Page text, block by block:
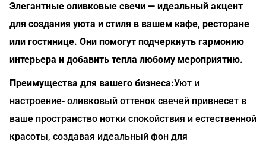
Элегантные оливковые свечи — идеальный акцент
для создания уюта и стиля в вашем кафе, ресторане
или гостинице. Они помогут подчеркнуть гармонию
интерьера и добавить тепла любому мероприятию.
Преимущества для вашего бизнеса:Уют и
настроение- оливковый оттенок свечей привнесет в
ваше пространство нотки спокойствия и естественной
красоты, создавая идеальный фон для